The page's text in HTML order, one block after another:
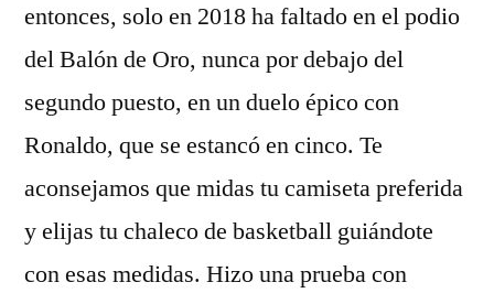
entonces, solo en 2018 ha faltado en el podio
del Balón de Oro, nunca por debajo del
segundo puesto, en un duelo épico con
Ronaldo, que se estancó en cinco. Te
aconsejamos que midas tu camiseta preferida
y elijas tu chaleco de basketball guiándote
con esas medidas. Hizo una prueba con